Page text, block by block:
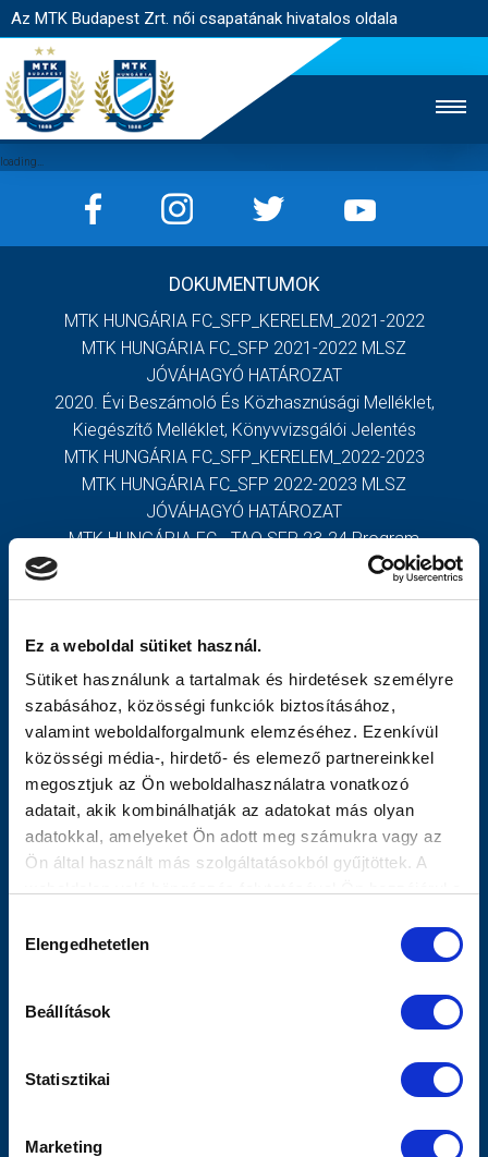
Ez a weboldal sütiket használ.
Sütiket használunk a tartalmak és hirdetések személyre
szabásához, közösségi funkciók biztosításához,
valamint weboldalforgalmunk elemzéséhez. Ezenkívül
közösségi média-, hirdető- és elemező partnereinkkel
megosztjuk az Ön weboldalhasználatra vonatkozó
adatait, akik kombinálhatják az adatokat más olyan
adatokkal, amelyeket Ön adott meg számukra vagy az
Ön által használt más szolgáltatásokból gyűjtöttek. A
kiválasztása
Elengedhetetlen
Beállítások
Statisztikai
Marketing
Az MTK Budapest Zrt. női csapatának hivatalos oldala
JEGYÉRTÉKESÍTÉS
WEBSHOP
EGYESÜLET
KAPCSOLAT
NYITÓLAP
HÍREK
CSAPAT
MÉRKŐZÉSEK
GALÉRIA
SZURKOLÓI ÉLMÉNYEK
SAJTÓ
DOKUMENTUMOK
MTK HUNGÁRIA FC_SFP_KERELEM_2021-2022
MTK HUNGÁRIA FC_SFP 2021-2022 MLSZ
JÓVÁHAGYÓ HATÁROZAT
2020. Évi Beszámoló És Közhasznúsági Melléklet,
Kiegészítő Melléklet, Könyvvizsgálói Jelentés
MTK HUNGÁRIA FC_SFP_KERELEM_2022-2023
MTK HUNGÁRIA FC_SFP 2022-2023 MLSZ
JÓVÁHAGYÓ HATÁROZAT
MTK HUNGÁRIA FC - TAO SFP 23-24 Program
MTK HUNGÁRIA FC - TAO SFP 23-24 Határozat
TOVÁBBIAK
OLDALTÉRKÉP
Nyitólap
Hírek
Csapat
Mérkőzések
Jelentkezés
MTK Budapest
Vezetőség